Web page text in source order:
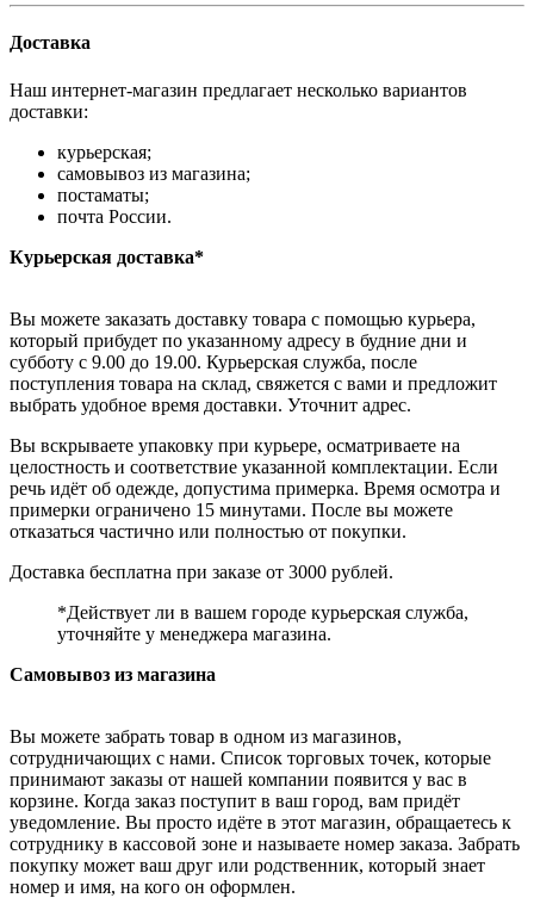
Доставка
Наш интернет-магазин предлагает несколько вариантов
доставки:
курьерская;
самовывоз из магазина;
постаматы;
почта России.
Курьерская доставка*
Вы можете заказать доставку товара с помощью курьера,
который прибудет по указанному адресу в будние дни и
субботу с 9.00 до 19.00. Курьерская служба, после
поступления товара на склад, свяжется с вами и предложит
выбрать удобное время доставки. Уточнит адрес.
Вы вскрываете упаковку при курьере, осматриваете на
целостность и соответствие указанной комплектации. Если
речь идёт об одежде, допустима примерка. Время осмотра и
примерки ограничено 15 минутами. После вы можете
отказаться частично или полностью от покупки.
Доставка бесплатна при заказе от 3000 рублей.
*Действует ли в вашем городе курьерская служба,
уточняйте у менеджера магазина.
Самовывоз из магазина
Вы можете забрать товар в одном из магазинов,
сотрудничающих с нами. Список торговых точек, которые
принимают заказы от нашей компании появится у вас в
корзине. Когда заказ поступит в ваш город, вам придёт
уведомление. Вы просто идёте в этот магазин, обращаетесь к
сотруднику в кассовой зоне и называете номер заказа. Забрать
покупку может ваш друг или родственник, который знает
номер и имя, на кого он оформлен.